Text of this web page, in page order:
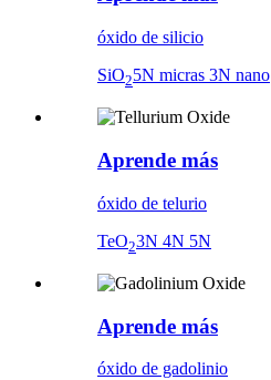
óxido de silicio
SiO25N micras 3N nano
Aprende más
óxido de telurio
TeO23N 4N 5N
Aprende más
óxido de gadolinio